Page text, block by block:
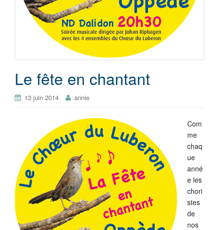
Le fête en chantant
13 juin 2014 annie
Com
me
chaq
ue
anné
e les
chori
stes
de
nos